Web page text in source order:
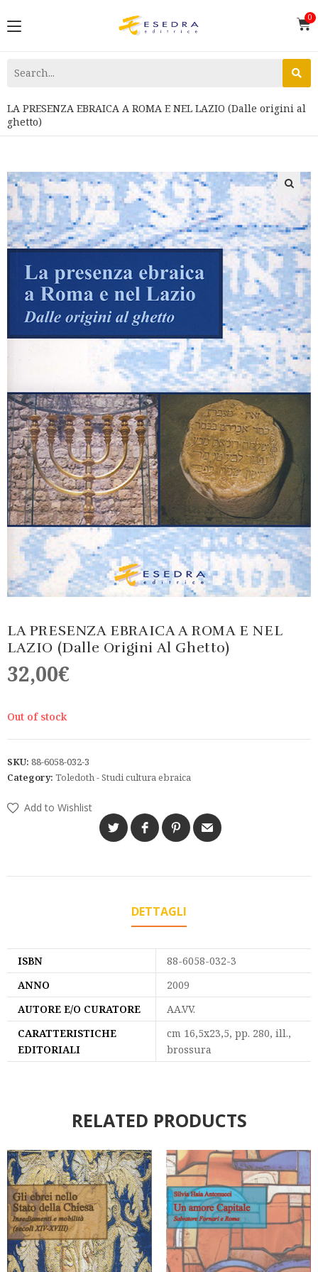
LA PRESENZA EBRAICA A ROMA E NEL LAZIO (Dalle origini al
ghetto)
LA PRESENZA EBRAICA A ROMA E NEL
LAZIO (Dalle Origini Al Ghetto)
32,00€
Out of stock
SKU: 88-6058-032-3
Category: Toledoth - Studi cultura ebraica
Add to Wishlist
DETTAGLI
ISBN
88-6058-032-3
ANNO
2009
AUTORE E/O CURATORE
AA.VV.
CARATTERISTICHE
EDITORIALI
cm 16,5x23,5, pp. 280, ill.,
brossura
RELATED PRODUCTS